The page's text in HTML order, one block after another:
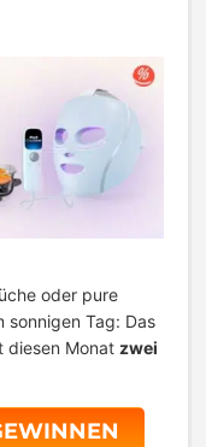
oder pure
sonnigen Tag: Das
diesen Monat zwei